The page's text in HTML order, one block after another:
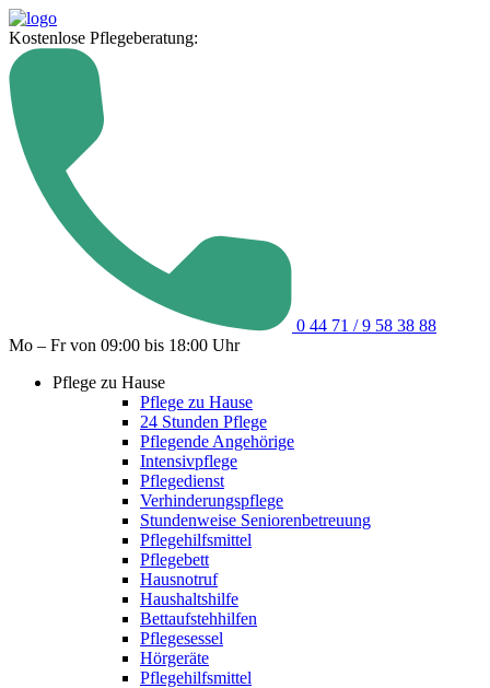
Kostenlose Pflegeberatung:
0 44 71 / 9 58 38 88
Mo – Fr von 09:00 bis 18:00 Uhr
Pflege zu Hause
Pflege zu Hause
24 Stunden Pflege
Pflegende Angehörige
Intensivpflege
Pflegedienst
Verhinderungspflege
Stundenweise Seniorenbetreuung
Pflegehilfsmittel
Pflegebett
Hausnotruf
Haushaltshilfe
Bettaufstehhilfen
Pflegesessel
Hörgeräte
Pflegehilfsmittel